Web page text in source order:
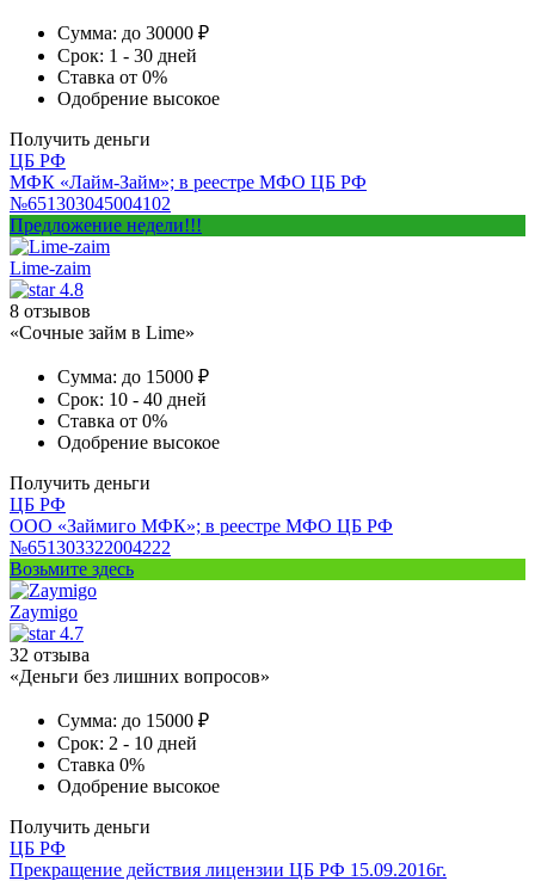
Сумма: до 30000 ₽
Срок: 1 - 30 дней
Ставка от 0%
Одобрение высокое
Получить деньги
ЦБ РФ
МФК «Лайм-Займ»; в реестре МФО ЦБ РФ
№651303045004102
Предложение недели!!!
Lime-zaim
4.8
8 отзывов
«Сочные займ в Lime»
Сумма: до 15000 ₽
Срок: 10 - 40 дней
Ставка от 0%
Одобрение высокое
Получить деньги
ЦБ РФ
ООО «Займиго МФК»; в реестре МФО ЦБ РФ
№651303322004222
Возьмите здесь
Zaymigo
4.7
32 отзыва
«Деньги без лишних вопросов»
Сумма: до 15000 ₽
Срок: 2 - 10 дней
Ставка 0%
Одобрение высокое
Получить деньги
ЦБ РФ
Прекращение действия лицензии ЦБ РФ 15.09.2016г.